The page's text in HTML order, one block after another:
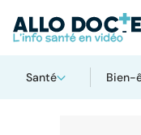
Santé Bien-